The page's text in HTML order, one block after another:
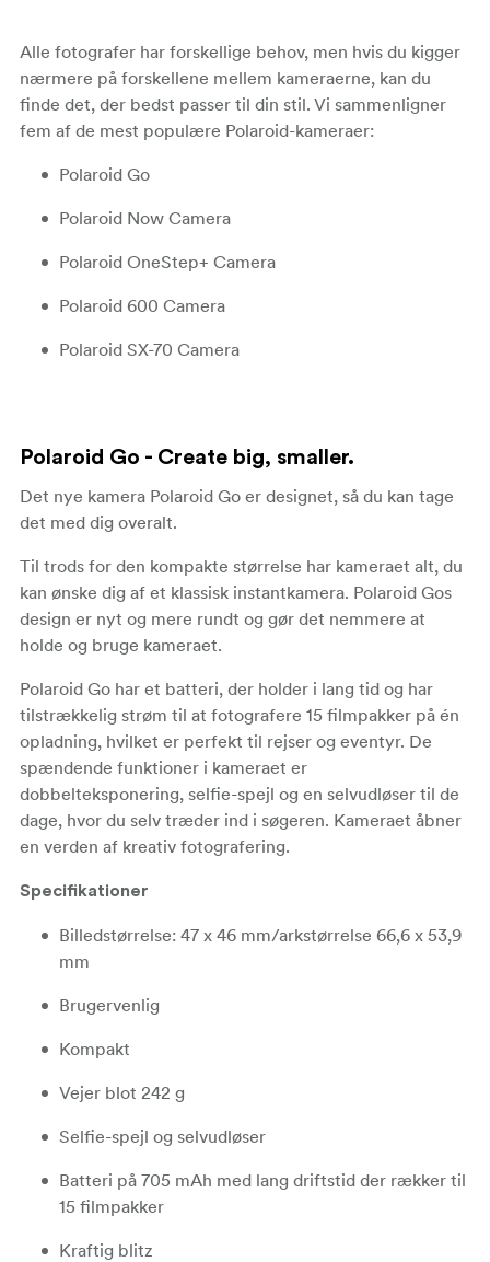
Alle fotografer har forskellige behov, men hvis du kigger
nærmere på forskellene mellem kameraerne, kan du
finde det, der bedst passer til din stil. Vi sammenligner
fem af de mest populære Polaroid-kameraer:
Polaroid Go
Polaroid Now Camera
Polaroid OneStep+ Camera
Polaroid 600 Camera
Polaroid SX-70 Camera
Polaroid Go - Create big, smaller.
Det nye kamera Polaroid Go er designet, så du kan tage
det med dig overalt.
Til trods for den kompakte størrelse har kameraet alt, du
kan ønske dig af et klassisk instantkamera. Polaroid Gos
design er nyt og mere rundt og gør det nemmere at
holde og bruge kameraet.
Polaroid Go har et batteri, der holder i lang tid og har
tilstrækkelig strøm til at fotografere 15 filmpakker på én
opladning, hvilket er perfekt til rejser og eventyr. De
spændende funktioner i kameraet er
dobbelteksponering, selfie-spejl og en selvudløser til de
dage, hvor du selv træder ind i søgeren. Kameraet åbner
en verden af kreativ fotografering.
Specifikationer
Billedstørrelse: 47 x 46 mm/arkstørrelse 66,6 x 53,9
mm
Brugervenlig
Kompakt
Vejer blot 242 g
Selfie-spejl og selvudløser
Batteri på 705 mAh med lang driftstid der rækker til
15 filmpakker
Kraftig blitz